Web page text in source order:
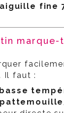
aiguille fine
Il faut :
pattemouille